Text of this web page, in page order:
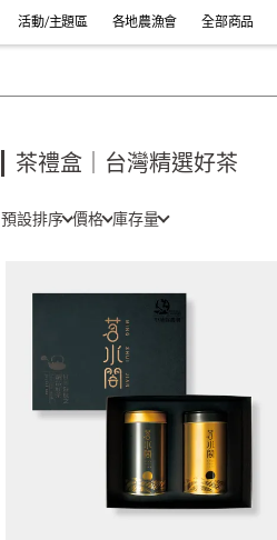
活動/主題區 各地農漁會 全部商品
茶禮盒｜台灣精選好茶
預設排序 價格 庫存量